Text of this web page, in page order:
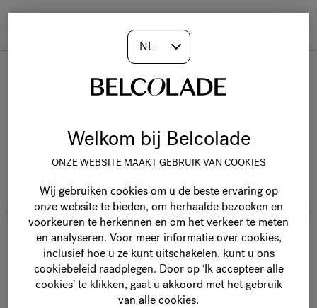
Pralinés & notenpasta's
Welkom bij Belcolade
ONZE WEBSITE MAAKT GEBRUIK VAN COOKIES
Wij gebruiken cookies om u de beste ervaring op
onze website te bieden, om herhaalde bezoeken en
voorkeuren te herkennen en om het verkeer te meten
en analyseren. Voor meer informatie over cookies,
inclusief hoe u ze kunt uitschakelen, kunt u ons
cookiebeleid raadplegen. Door op ‘Ik accepteer alle
cookies’ te klikken, gaat u akkoord met het gebruik
van alle cookies.